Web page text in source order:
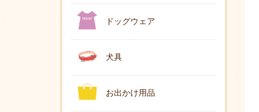
ドッグウェア
犬具
お出かけ用品